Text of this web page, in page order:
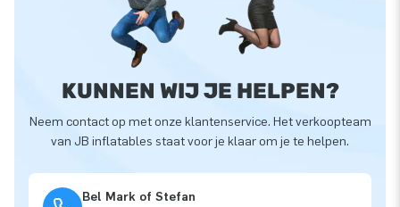
KUNNEN WIJ JE HELPEN?
Neem contact op met onze klantenservice. Het verkoopteam
van JB inflatables staat voor je klaar om je te helpen.
Bel Mark of Stefan